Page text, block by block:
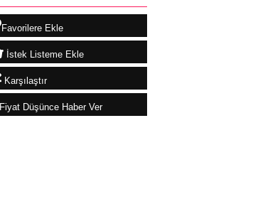
Favorilere Ekle
İstek Listeme Ekle
Karşılaştır
Fiyat Düşünce Haber Ver